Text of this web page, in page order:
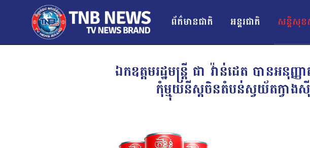
ព័ត៌មានជាតិ អន្ដរជាតិ សន្តិសុខ
ឯកឧត្តមរដ្ឋមន្រ្តី ជា វ៉ាន់ដេត បាន
កុំម្មុយនីស្ដចិនតំបន់ស្វយ័តក្វាង